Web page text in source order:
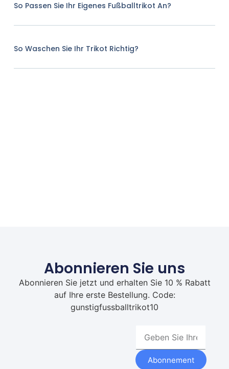
So Passen Sie Ihr Eigenes Fußballtrikot An?
So Waschen Sie Ihr Trikot Richtig?
Abonnieren Sie uns
Abonnieren Sie jetzt und erhalten Sie 10 % Rabatt
auf Ihre erste Bestellung. Code:
gunstigfussballtrikot10
Abonnement